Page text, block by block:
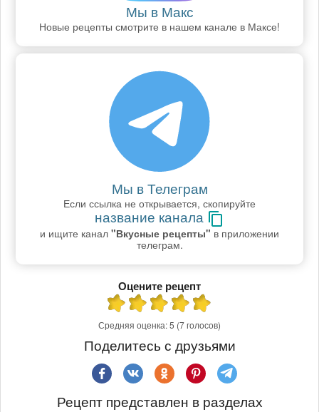
Мы в Макс
Новые рецепты смотрите в нашем канале в Максе!
Мы в Телеграм
Если ссылка не открывается, скопируйте
название канала
и ищите канал "Вкусные рецепты" в приложении
телеграм.
Оцените рецепт
Средняя оценка:5 (7 голосов)
Поделитесь с друзьями
Рецепт представлен в разделах